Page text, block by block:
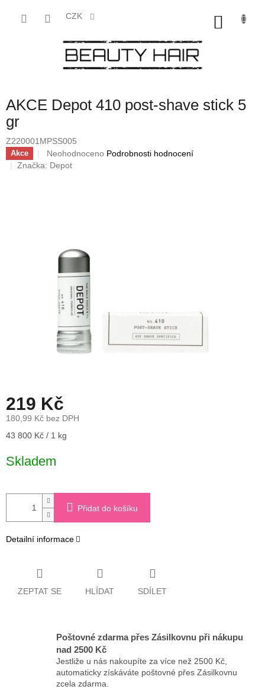
CZK
AKCE Depot 410 post-shave stick 5
gr
Z220001MPSS005
Akce
Průměrné
hodnocení
Neohodnoceno Podrobnosti hodnocení
Značka: Depot
219 Kč
180,99 Kč bez DPH
Měrná
43 800 Kč / 1 kg
Skladem
Přidat do košíku
Detailní informace
ZEPTAT SE HLÍDAT SDÍLET
Poštovné zdarma přes Zásilkovnu při nákupu
nad 2500 Kč
Jestliže u nás nakoupíte za více než 2500 Kč,
automaticky získáváte poštovné přes Zásilkovnu
zcela zdarma.